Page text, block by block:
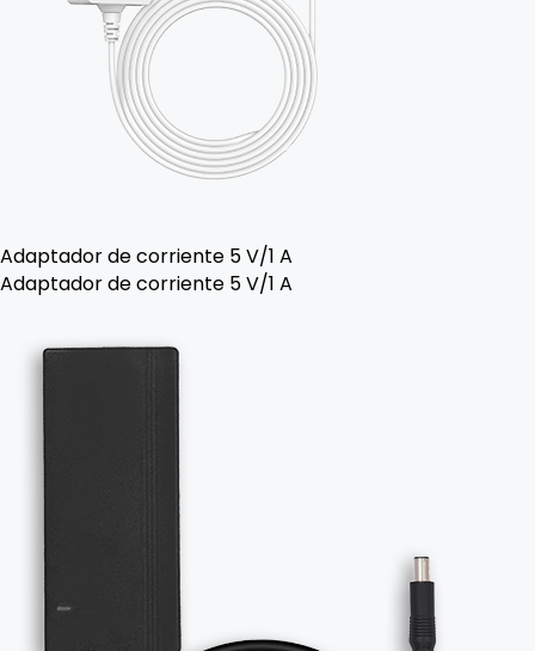
Adaptador de corriente 5 V/1 A
Adaptador de corriente 5 V/1 A